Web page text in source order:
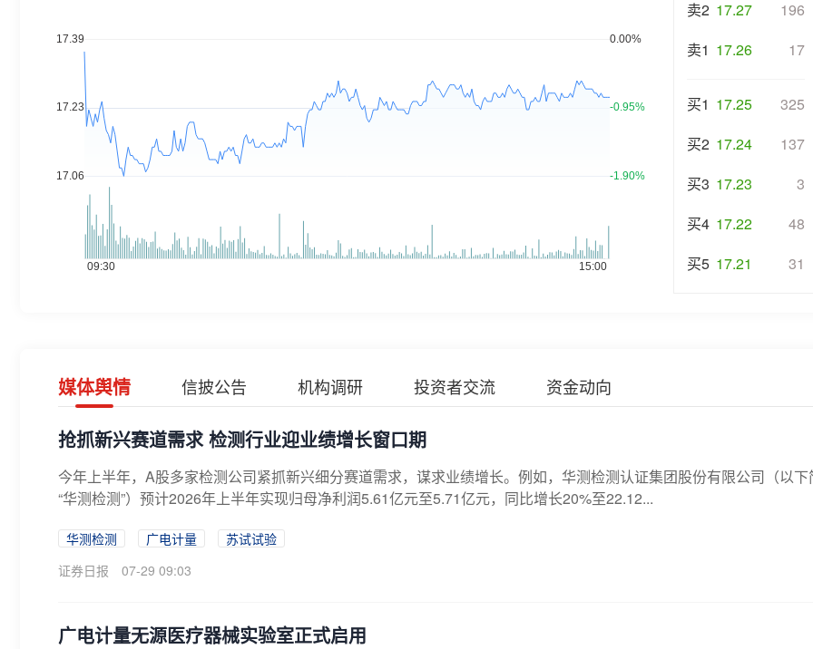
卖2 17.27
196
卖1 17.26 17
买1 17.25
325
买2 17.24
137
买3 17.23
3
买4 17.22
48
买5 17.21 31
媒体舆情 信披公告 机构调研 投资者交流 资金动向
抢抓新兴赛道需求 检测行业迎业绩增长窗口期
今年上半年，A股多家检测公司紧抓新兴细分赛道需求，谋求业绩增长。例如，华测检测认证集团股份有限公司（以下
“华测检测”）预计2026年上半年实现归母净利润5.61亿元至5.71亿元，同比增长20%至22.12...
华测检测 广电计量
苏试试验
证券日报
07-29 09:03
广电计量无源医疗器械实验室正式启用